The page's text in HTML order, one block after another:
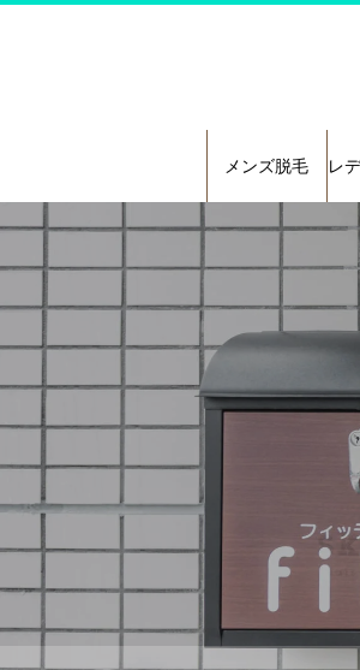
メンズ脱毛 レ